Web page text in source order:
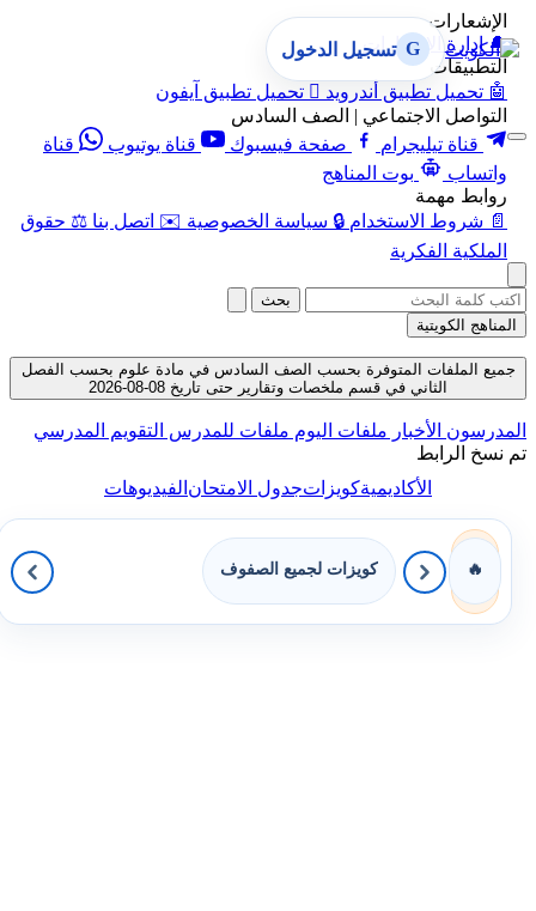
الإشعارات
🔔 إدارة الإشعارات
التطبيقات
🤖 تحميل تطبيق أندرويد  تحميل تطبيق آيفون
التواصل الاجتماعي | الصف السادس
قناة تيليجرام
صفحة فيسبوك قناة يوتيوب
قناة
واتساب
بوت المناهج
روابط مهمة
📄 شروط الاستخدام 🔒 سياسة الخصوصية ✉️ اتصل بنا ⚖️ حقوق
الملكية الفكرية
G تسجيل الدخول
بحث
المناهج الكويتية
جميع الملفات المتوفرة بحسب الصف السادس في مادة علوم بحسب الفصل
الثاني في قسم ملخصات وتقارير حتى تاريخ 08-08-2026
المدرسون الأخبار ملفات اليوم ملفات للمدرس التقويم المدرسي
تم نسخ الرابط
الأكاديميةكويزاتجدول الامتحانالفيديوهات
🔥 كويزات لجميع الصفوف